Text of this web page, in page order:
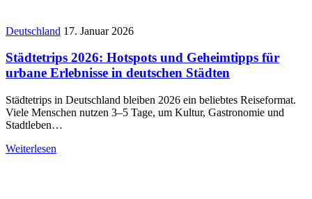
Deutschland 17. Januar 2026
Städtetrips 2026: Hotspots und Geheimtipps für
urbane Erlebnisse in deutschen Städten
Städtetrips in Deutschland bleiben 2026 ein beliebtes Reiseformat.
Viele Menschen nutzen 3–5 Tage, um Kultur, Gastronomie und
Stadtleben…
Weiterlesen